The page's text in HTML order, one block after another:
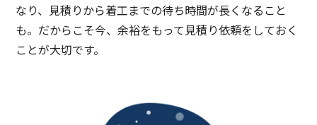
なり、見積りから着工までの待ち時間が長くなること
も。だからこそ今、余裕をもって見積り依頼をしておく
ことが大切です。